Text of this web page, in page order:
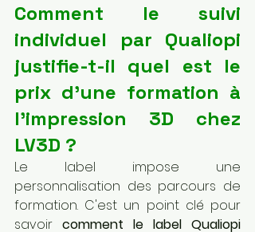
Comment le suivi
individuel par Qualiopi
justifie-t-il quel est le
prix d'une formation à
l'impression 3D chez
LV3D ?
Le label impose une
personnalisation des parcours de
formation. C'est un point clé pour
savoir comment le label Qualiopi